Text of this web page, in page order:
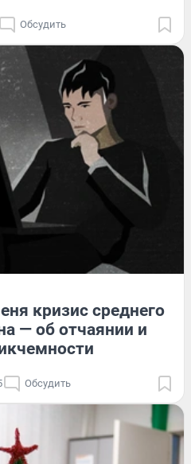
Обсудить
кризис среднего
— об отчаянии и
Обсудить